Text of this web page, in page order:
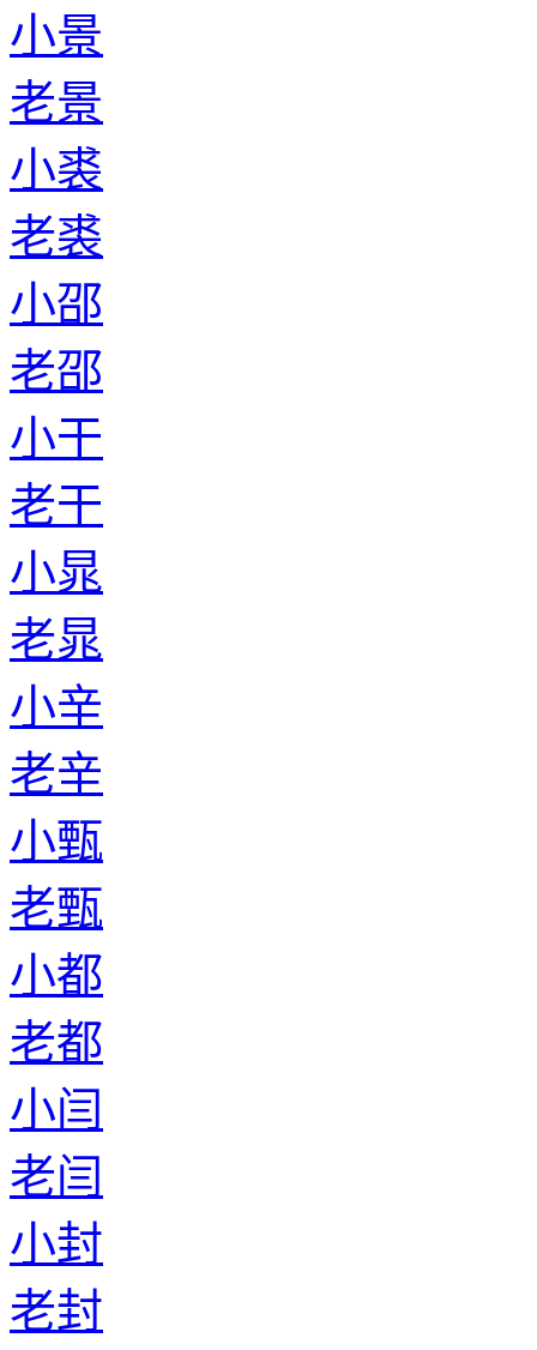
小景
老景
小裘
老裘
小邵
老邵
小干
老干
小晁
老晁
小辛
老辛
小甄
老甄
小都
老都
小闫
老闫
小封
老封